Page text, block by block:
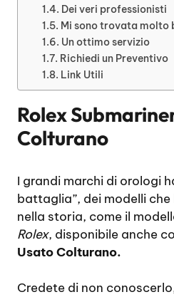
Dei veri professionisti
Mi sono trovata molto
Un ottimo servizio
Richiedi un Preventivo
Link Utili
Rolex
Colturano
I grandi marchi di orologi
battaglia”, dei modelli
nella storia, come il
Rolex, disponibile anche
Usato Colturano.
Credete di non